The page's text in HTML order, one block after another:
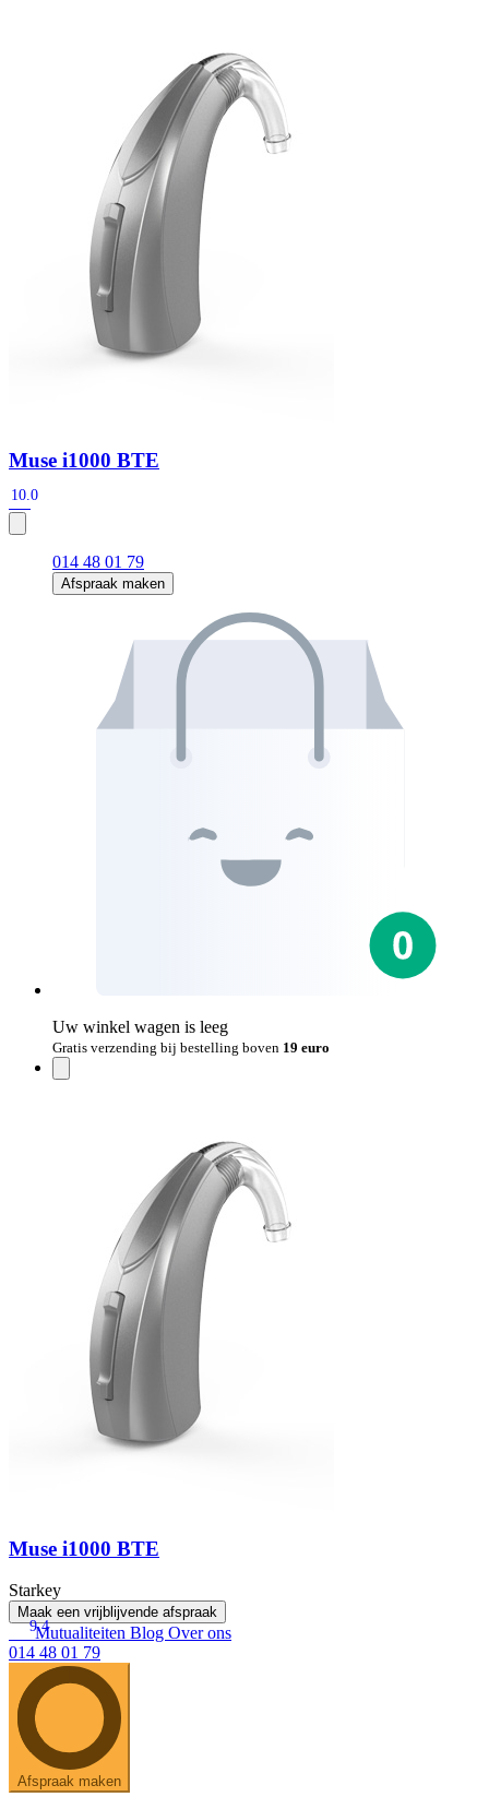
Hoorapparaatbatterijen
Oticon hoorapparaten
Signia Silk Filters Domes
Oticon Intent 1 - Oplaadbaar
De Oticon Intent is het nieuwste hoorapparaat van dit moment.
Muse i1000 BTE
10.0
014 48 01 79
Afspraak maken
Uw winkel wagen is leeg
Gratis verzending bij bestelling boven 19 euro
Muse i1000 BTE
Starkey
Maak een vrijblijvende afspraak
9.4
Mutualiteiten Blog Over ons
014 48 01 79
Afspraak maken